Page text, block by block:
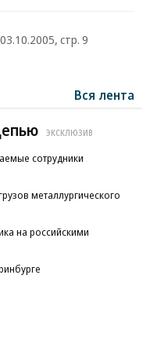
стр. 9
Вся лента
ЭКСКЛЮЗИВ
сотрудники
металлургического
на российскими